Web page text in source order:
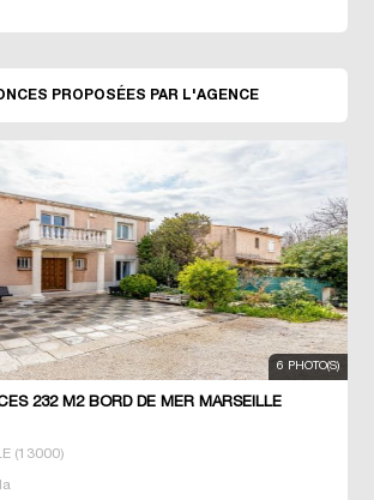
PROPOSÉES PAR L'AGENCE
6 PHOTO(S)
232 M2 BORD DE MER MARSEILLE
(13000)